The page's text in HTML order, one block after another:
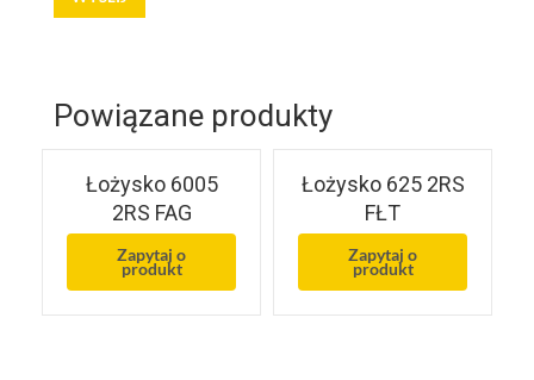
Powiązane produkty
Łożysko 6005
2RS FAG
Zapytaj o
produkt
Łożysko 625 2RS
FŁT
Zapytaj o
produkt